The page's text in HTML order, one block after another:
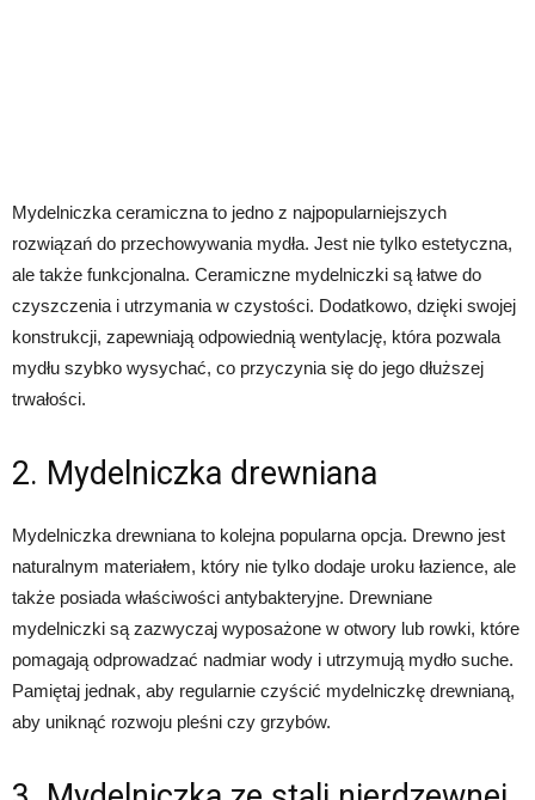
Mydelniczka ceramiczna to jedno z najpopularniejszych
rozwiązań do przechowywania mydła. Jest nie tylko estetyczna,
ale także funkcjonalna. Ceramiczne mydelniczki są łatwe do
czyszczenia i utrzymania w czystości. Dodatkowo, dzięki swojej
konstrukcji, zapewniają odpowiednią wentylację, która pozwala
mydłu szybko wysychać, co przyczynia się do jego dłuższej
trwałości.
2. Mydelniczka drewniana
Mydelniczka drewniana to kolejna popularna opcja. Drewno jest
naturalnym materiałem, który nie tylko dodaje uroku łazience, ale
także posiada właściwości antybakteryjne. Drewniane
mydelniczki są zazwyczaj wyposażone w otwory lub rowki, które
pomagają odprowadzać nadmiar wody i utrzymują mydło suche.
Pamiętaj jednak, aby regularnie czyścić mydelniczkę drewnianą,
aby uniknąć rozwoju pleśni czy grzybów.